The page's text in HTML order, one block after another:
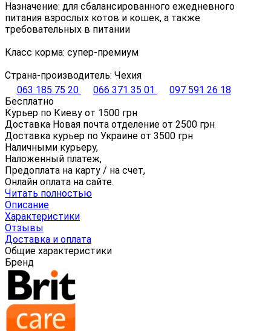
Назначение: для сбалансированного ежедневного
питания взрослых котов и кошек, а также
требовательных в питании
Класс корма: супер-премиум
Страна-производитель: Чехия
063 185 75 20
066 371 35 01
097 591 26 18
Бесплатно
Курьер по Киеву от 1500 грн
Доставка Новая почта отделение от 2500 грн
Доставка курьер по Украине от 3500 грн
Наличными курьеру,
Наложенный платеж,
Предоплата на карту / на счет,
Онлайн оплата на сайте.
Читать полностью
Описание
Характеристики
Отзывы
Доставка и оплата
Общие характеристики
Бренд